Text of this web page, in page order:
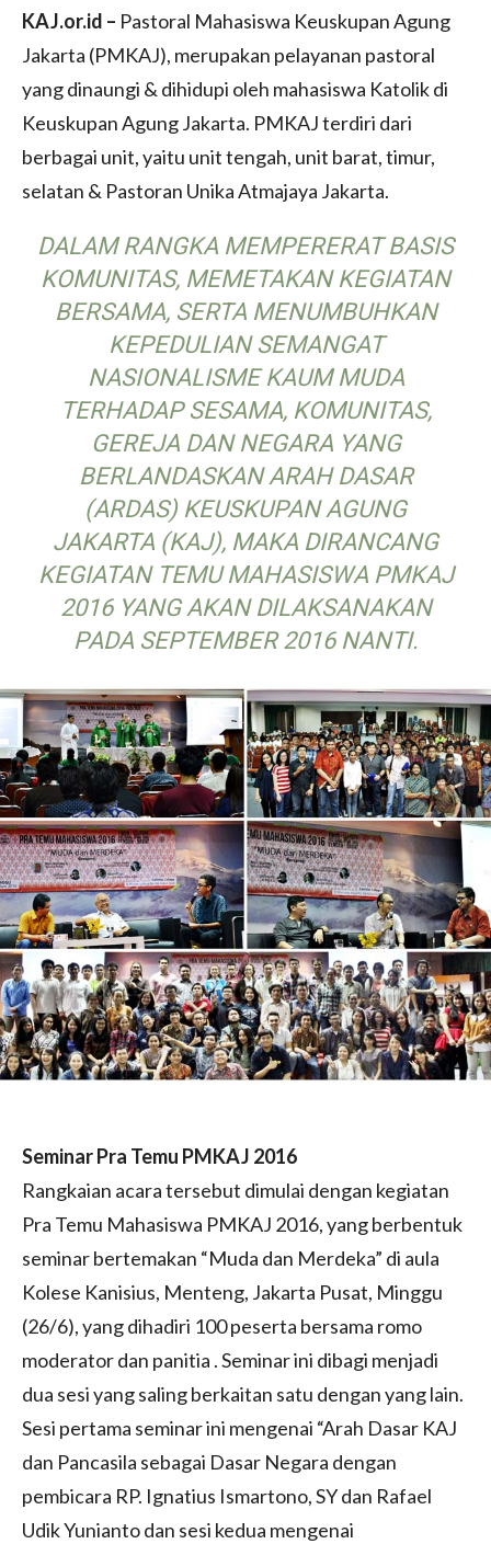
KAJ.or.id – Pastoral Mahasiswa Keuskupan Agung
Jakarta (PMKAJ), merupakan pelayanan pastoral
yang dinaungi & dihidupi oleh mahasiswa Katolik di
Keuskupan Agung Jakarta. PMKAJ terdiri dari
berbagai unit, yaitu unit tengah, unit barat, timur,
selatan & Pastoran Unika Atmajaya Jakarta.
DALAM RANGKA MEMPERERAT BASIS
KOMUNITAS, MEMETAKAN KEGIATAN
BERSAMA, SERTA MENUMBUHKAN
KEPEDULIAN SEMANGAT
NASIONALISME KAUM MUDA
TERHADAP SESAMA, KOMUNITAS,
GEREJA DAN NEGARA YANG
BERLANDASKAN ARAH DASAR
(ARDAS) KEUSKUPAN AGUNG
JAKARTA (KAJ), MAKA DIRANCANG
KEGIATAN TEMU MAHASISWA PMKAJ
2016 YANG AKAN DILAKSANAKAN
PADA SEPTEMBER 2016 NANTI.
Seminar Pra Temu PMKAJ 2016
Rangkaian acara tersebut dimulai dengan kegiatan
Pra Temu Mahasiswa PMKAJ 2016, yang berbentuk
seminar bertemakan “Muda dan Merdeka” di aula
Kolese Kanisius, Menteng, Jakarta Pusat, Minggu
(26/6), yang dihadiri 100 peserta bersama romo
moderator dan panitia . Seminar ini dibagi menjadi
dua sesi yang saling berkaitan satu dengan yang lain.
Sesi pertama seminar ini mengenai “Arah Dasar KAJ
dan Pancasila sebagai Dasar Negara dengan
pembicara RP. Ignatius Ismartono, SY dan Rafael
Udik Yunianto dan sesi kedua mengenai